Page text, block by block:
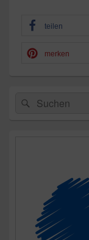
teilen
merken
Seitenleisten-
Suchen
nach:
Suchen